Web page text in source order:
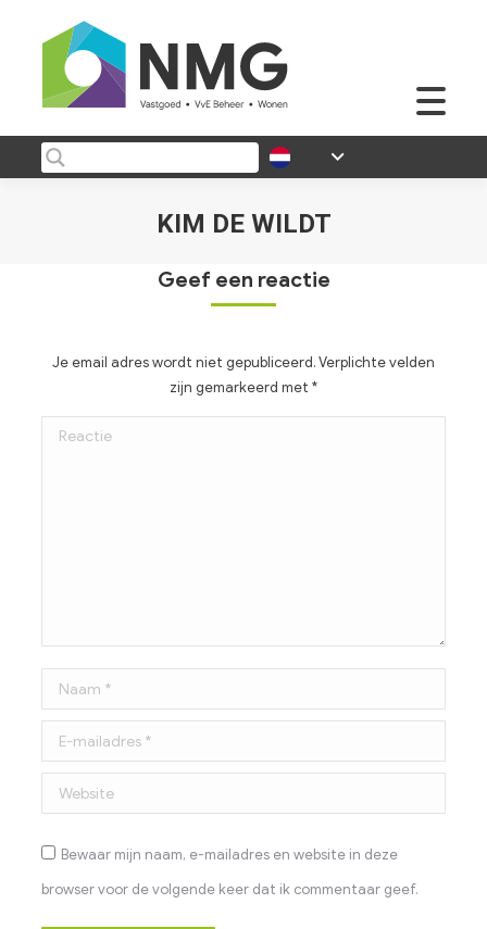
KIM DE WILDT
Geef een reactie
Je email adres wordt niet gepubliceerd. Verplichte velden
zijn gemarkeerd met *
Reactie
Naam *
E-mailadres *
Website
Bewaar mijn naam, e-mailadres en website in deze
browser voor de volgende keer dat ik commentaar geef.